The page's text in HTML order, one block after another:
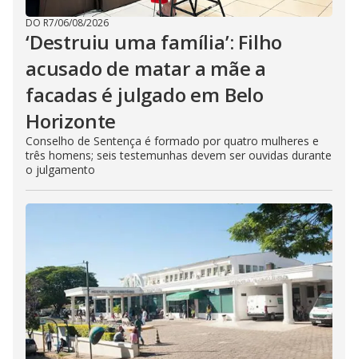
DO R7/06/08/2026
‘Destruiu uma família’: Filho
acusado de matar a mãe a
facadas é julgado em Belo
Horizonte
Conselho de Sentença é formado por quatro mulheres e
três homens; seis testemunhas devem ser ouvidas durante
o julgamento